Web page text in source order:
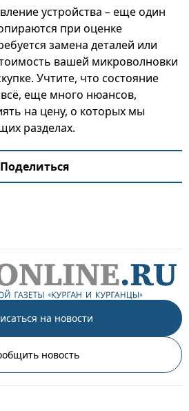
устройства – еще один
при оценке
замена деталей или
вашей микроволновки
Учтите, что состояние
еще много нюансов,
на цену, о которых мы
разделах.
Поделиться
на новости
новость